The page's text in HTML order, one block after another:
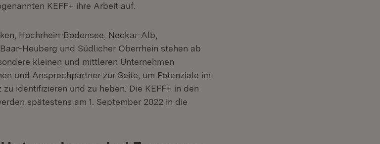
KEFF+ ihre Arbeit auf.
Hochrhein-Bodensee, Neckar-Alb,
Heuberg und Südlicher Oberrhein stehen ab
kleinen und mittleren Unternehmen
und Ansprechpartner zur Seite, um Potenziale im
identifizieren und zu heben. Die KEFF+ in den
spätestens am 1. September 2022 in die